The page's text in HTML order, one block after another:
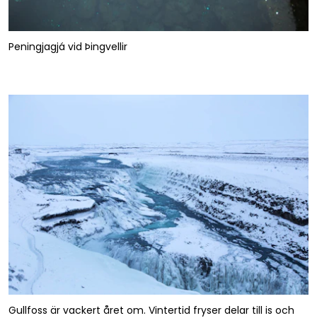
Peningjagjá vid Þingvellir
Gullfoss är vackert året om. Vintertid fryser delar till is och